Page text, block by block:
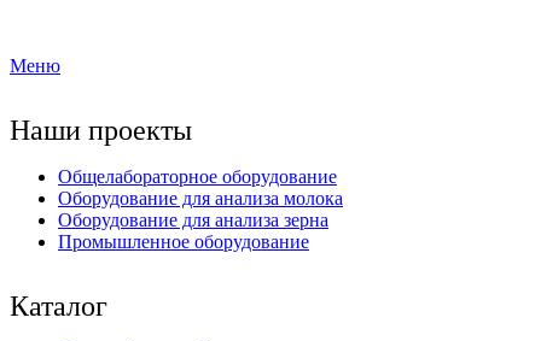
Меню
Наши проекты
Общелабораторное оборудование
Оборудование для анализа молока
Оборудование для анализа зерна
Промышленное оборудование
Каталог